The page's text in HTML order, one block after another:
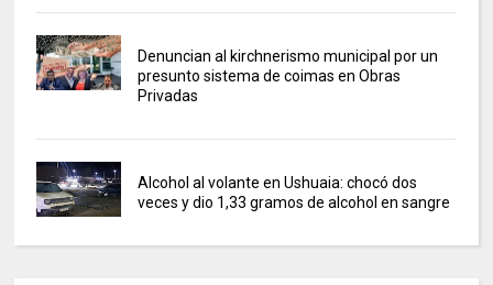
Denuncian al kirchnerismo municipal por un
presunto sistema de coimas en Obras
Privadas
Alcohol al volante en Ushuaia: chocó dos
veces y dio 1,33 gramos de alcohol en sangre